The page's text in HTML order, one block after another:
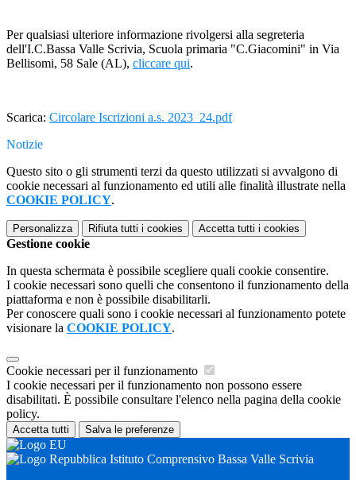
Per qualsiasi ulteriore informazione rivolgersi alla segreteria
dell'I.C.Bassa Valle Scrivia, Scuola primaria "C.Giacomini" in Via
Bellisomi, 58 Sale (AL), cliccare qui.
Scarica: Circolare Iscrizioni a.s. 2023_24.pdf
Notizie
Questo sito o gli strumenti terzi da questo utilizzati si avvalgono di
cookie necessari al funzionamento ed utili alle finalità illustrate nella
COOKIE POLICY.
Personalizza Rifiuta tutti i cookies Accetta tutti i cookies
Gestione cookie
In questa schermata è possibile scegliere quali cookie consentire.
I cookie necessari sono quelli che consentono il funzionamento della
piattaforma e non è possibile disabilitarli.
Per conoscere quali sono i cookie necessari al funzionamento potete
visionare la COOKIE POLICY.
Cookie necessari per il funzionamento
I cookie necessari per il funzionamento non possono essere
disabilitati. È possibile consultare l'elenco nella pagina della cookie
policy.
Accetta tutti Salva le preferenze
Istituto Comprensivo Bassa Valle Scrivia